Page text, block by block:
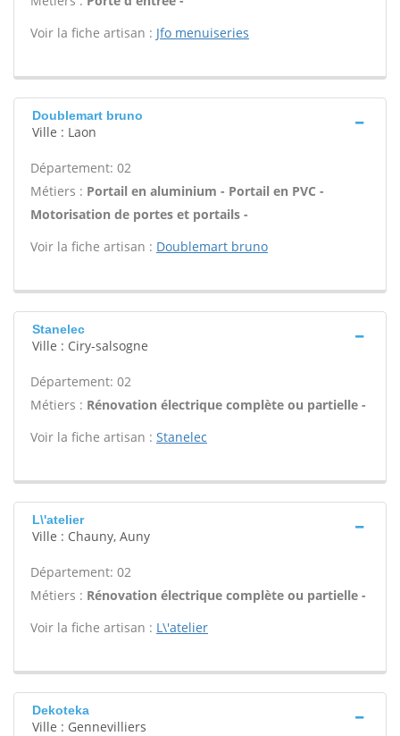
Voir la fiche artisan : Jfo menuiseries
Doublemart bruno
Ville : Laon
Département: 02
Métiers : Portail en aluminium - Portail en PVC -
Motorisation de portes et portails -
Voir la fiche artisan : Doublemart bruno
Stanelec
Ville : Ciry-salsogne
Département: 02
Métiers : Rénovation électrique complète ou partielle -
Voir la fiche artisan : Stanelec
L\'atelier
Ville : Chauny, Auny
Département: 02
Métiers : Rénovation électrique complète ou partielle -
Voir la fiche artisan : L\'atelier
Dekoteka
Ville : Gennevilliers